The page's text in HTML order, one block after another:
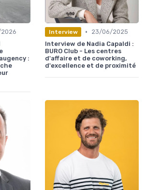
2026
:
Interview •
23/06/2025
Interview de Nadia Capaldi :
BURO Club - Les centres
d'affaire et de coworking,
d'excellence et de proximité